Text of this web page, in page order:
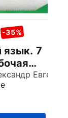
-35%
язык. 7